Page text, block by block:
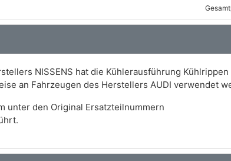
NISSENS hat die Kühlerausführung
an Fahrzeugen des Herstellers AUDI verwendet
unter den Original Ersatzteilnummern